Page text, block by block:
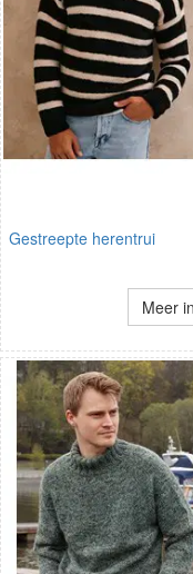
Gestreepte herentrui
Meer